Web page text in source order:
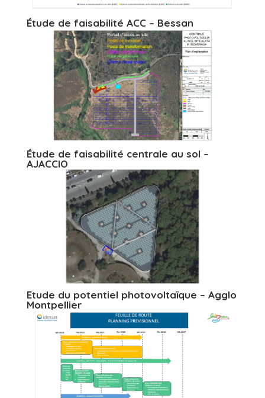
Étude de faisabilité ACC – Bessan
Étude de faisabilité centrale au sol –
AJACCIO
Etude du potentiel photovoltaïque – Agglo
Montpellier